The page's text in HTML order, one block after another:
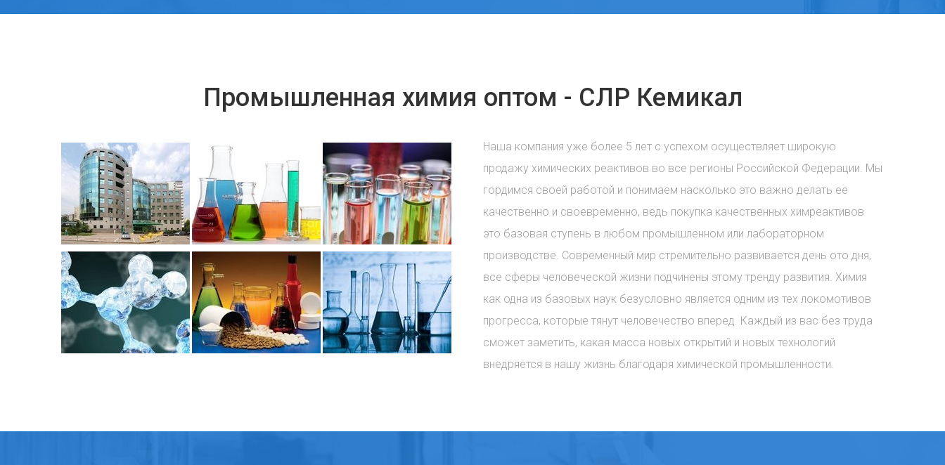
Промышленная химия оптом - СЛР Кемикал
Наша компания уже более 5 лет с успехом осуществляет широкую
продажу химических реактивов во все регионы Российской Федерации. Мы
гордимся своей работой и понимаем насколько это важно делать ее
качественно и своевременно, ведь покупка качественных химреактивов
это базовая ступень в любом промышленном или лабораторном
производстве. Современный мир стремительно развивается день ото дня,
все сферы человеческой жизни подчинены этому тренду развития. Химия
как одна из базовых наук безусловно является одним из тех локомотивов
прогресса, которые тянут человечество вперед. Каждый из вас без труда
сможет заметить, какая масса новых открытий и новых технологий
внедряется в нашу жизнь благодаря химической промышленности.